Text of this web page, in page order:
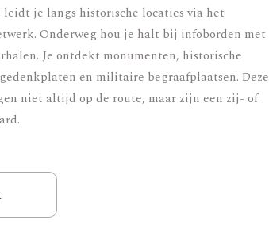
je langs historische locaties via het
Onderweg hou je halt bij infoborden met
Je ontdekt monumenten, historische
en militaire begraafplaatsen. Deze
niet altijd op de route, maar zijn een zij- of